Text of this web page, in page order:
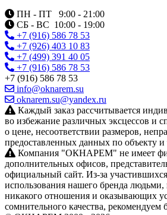
ПН - ПТ 9:00 - 21:00
СБ - ВС 10:00 - 19:00
+7 (916) 586 78 53
+7 (926) 403 10 83
+7 (499) 391 40 05
+7 (916) 586 78 53
+7 (916) 586 78 53
info@oknarem.su
oknarem.su@yandex.ru
Каждый заказ рассчитывается
во избежание различных эксцессов и
о цене, несоответствии размеров,
предоставленных данных по объекту и
Компания "ОКНАРЕМ" не имеет
дополнительных офисов,
официальный сайт. Из‑за
использования нашего бренда
никакого отношения и оказывающих
сомнительного качества, рекомендуем